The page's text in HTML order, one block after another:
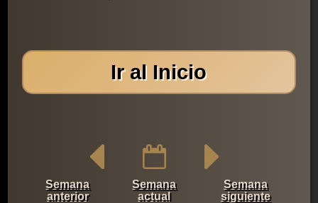
Ir al Inicio
Semana
anterior
Semana
actual
Semana
siguiente